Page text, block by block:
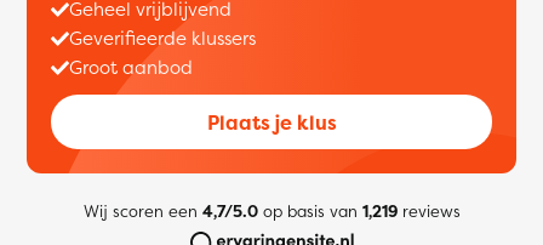
Geheel vrijblijvend
Geverifieerde klussers
Groot aanbod
Plaats je klus
Wij scoren een 4,7/5.0op basis van 1,219reviews